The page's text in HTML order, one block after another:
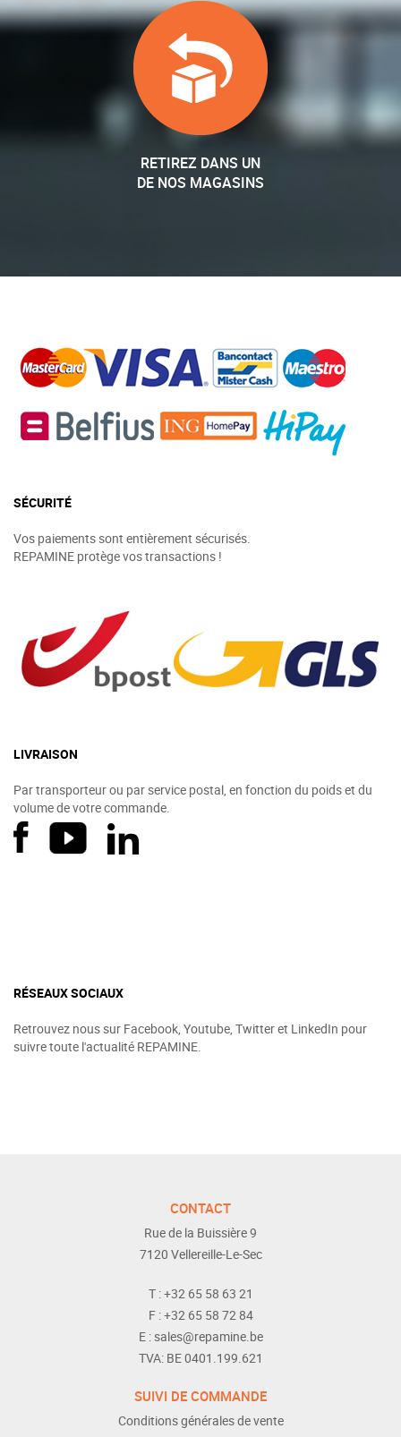
RETIREZ DANS UN
DE NOS MAGASINS
SÉCURITÉ
Vos paiements sont entièrement sécurisés.
REPAMINE protège vos transactions !
LIVRAISON
Par transporteur ou par service postal, en fonction du poids et du
volume de votre commande.
RÉSEAUX SOCIAUX
Retrouvez nous sur Facebook, Youtube, Twitter et LinkedIn pour
suivre toute l'actualité REPAMINE.
CONTACT
Rue de la Buissière 9
7120 Vellereille-Le-Sec
T :+32 65 58 63 21
F :+32 65 58 72 84
E :sales@repamine.be
TVA: BE 0401.199.621
SUIVI DE COMMANDE
Conditions générales de vente